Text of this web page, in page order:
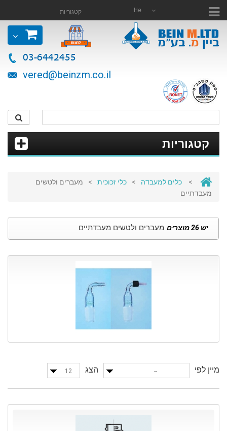
He קטגוריות
03-6442455
vered@beinzm.co.il
קטגוריות
> כלים למעבדה > כלי זכוכית >
מעברים ולטשים
מעבדתיים
מעברים ולטשים מעבדתיים יש 26 מוצרים
מיין לפי -- הצג 12